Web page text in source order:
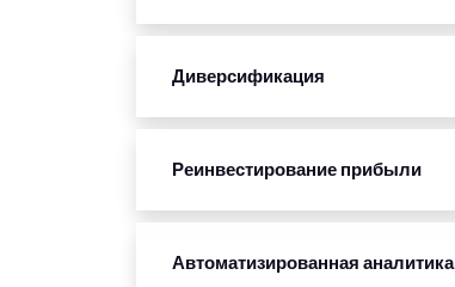
Диверсификация
Реинвестирование прибыли
Автоматизированная аналитика